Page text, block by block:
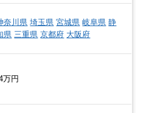
奈川県 埼玉県 宮城県 岐阜県 静
県 三重県 京都府 大阪府
万円